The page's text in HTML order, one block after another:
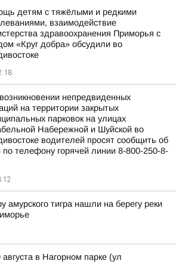
детям с тяжёлыми и редкими
взаимодействие
здравоохранения Приморья с
«Круг добра» обсудили во
непредвиденных
на территории закрытых
парковок на улицах
Набережной и Шуйской во
водителей просят сообщить об
по телефону горячей линии 8-800-250-8-
амурского тигра нашли на берегу реки
августа в Нагорном парке (ул